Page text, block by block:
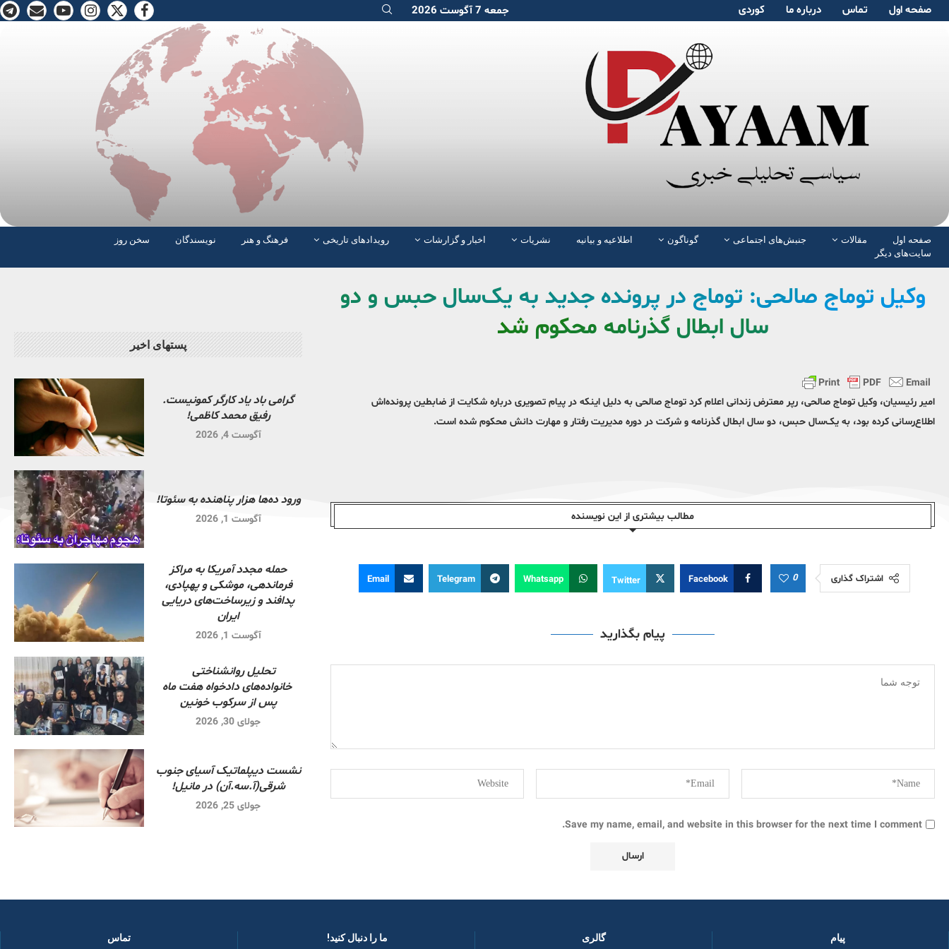
صفحە اول تماس دربارە ما کوردی جمعه 7 آگوست 2026
صفحە اول مقالات جنبش‌های اجتماعی گوناگون اطلاعیه و بیانیه نشریات اخبار و گزارشات رویدادهای تاریخی فرهنگ و هنر نویسندگان
سخن روز
سایت‌های دیگر
وکیل توماج صالحی: توماج در پرونده جدید به یک‌سال حبس و دو
سال ابطال گذرنامه محکوم شد
امیر رئیسیان، وکیل توماج صالحی، رپر معترض زندانی اعلام کرد توماج صالحی به دلیل اینکه در پیام تصویری درباره شکایت از ضابطین پرونده‌اش
اطلاع‌رسانی کرده بود، به یک‌سال حبس، دو سال ابطال گذرنامه و شرکت در دوره مدیریت رفتار و مهارت دانش محکوم شده است.
مطالب بیشتری از این نویسندە
اشتراک گذاری 0
Facebook
Twitter
Whatsapp
Telegram
Email
پیام بگذارید
Save my name, email, and website in this browser for the next time I comment.
پستهای اخیر
گرامی باد یاد کارگر کمونیست.
رفیق محمد کاظمی!
آگوست 4, 2026
ورود ده‌ها هزار پناهنده به سئوتا!
آگوست 1, 2026
حمله مجدد آمریکا به مراکز
فرماندهی، موشکی و پهپادی،
پدافند و زیرساخت‌های دریایی
ایران
آگوست 1, 2026
تحلیل روانشناختی
خانواده‌های دادخواه هفت ماه
پس از سرکوب خونین
جولای 30, 2026
نشست دیپلماتیک آسیای جنوب
شرقی‌(آ.سه.آن) در مانیل!
جولای 25, 2026
پیام گالری ما را دنبال کنید! ​ تماس